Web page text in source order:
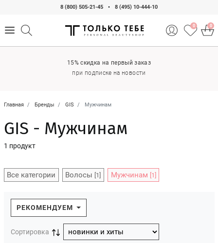
8 (800) 505-21-45 • 8 (495) 10-444-10
0 0
15% скидка на первый заказ
при подписке на новости
Главная Бренды GIS Мужчинам
GIS - Мужчинам
1 продукт
Все категории Волосы [1] Мужчинам [1]
РЕКОМЕНДУЕМ
Сортировка